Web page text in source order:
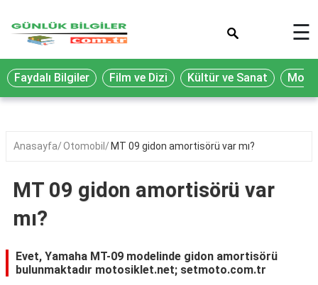
Eğitim
Ekonomi
Seyahat
Oyun
Yaşam
Hukuk
☰
Faydalı Bilgiler Film ve Dizi Kültür ve Sanat
Anasayfa Otomobil MT 09 gidon amortisörü var mı?
MT 09 gidon amortisörü var
mı?
Evet, Yamaha MT-09 modelinde gidon amortisörü
bulunmaktadır motosiklet.net; setmoto.com.tr